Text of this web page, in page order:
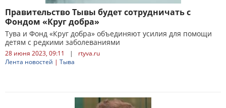
Правительство Тывы будет сотрудничать с
Фондом «Круг добра»
Тува и Фонд «Круг добра» объединяют усилия для помощи
детям с редкими заболеваниями
28 июня 2023, 09:11 |
rtyva.ru
Лента новостей | Тыва